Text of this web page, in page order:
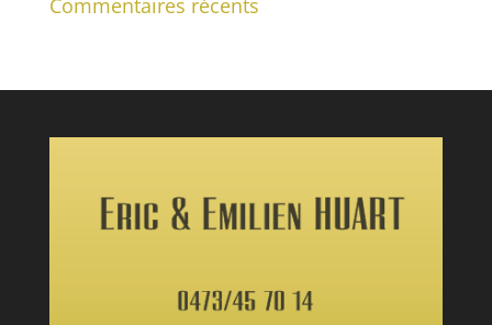
Commentaires récents